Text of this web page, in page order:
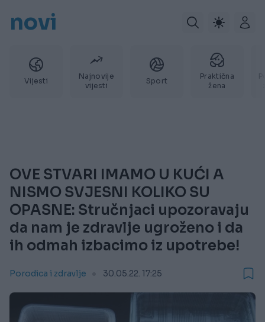
novi
Vijesti
Najnovije
vijesti
Sport
Praktična
žena
OVE STVARI IMAMO U KUĆI A
NISMO SVJESNI KOLIKO SU
OPASNE: Stručnjaci upozoravaju
da nam je zdravlje ugroženo i da
ih odmah izbacimo iz upotrebe!
Porodica i zdravlje 30.05.22. 17:25